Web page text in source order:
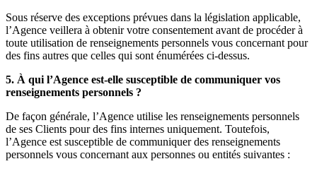
Sous réserve des exceptions prévues dans la législation applicable,
l’Agence veillera à obtenir votre consentement avant de procéder à
toute utilisation de renseignements personnels vous concernant pour
des fins autres que celles qui sont énumérées ci-dessus.
5. À qui l’Agence est-elle susceptible de communiquer vos
renseignements personnels ?
De façon générale, l’Agence utilise les renseignements personnels
de ses Clients pour des fins internes uniquement. Toutefois,
l’Agence est susceptible de communiquer des renseignements
personnels vous concernant aux personnes ou entités suivantes :